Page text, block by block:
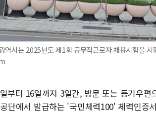
역시는 2025년도 제1회 공무직근로자 채용시험을
부터 16일까지 3일간, 방문 또는 등기우편
단에서 발급하는 '국민체력100' 체력인증